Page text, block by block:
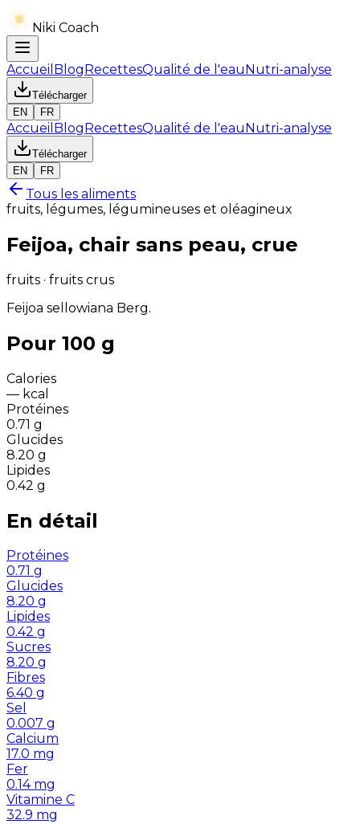
Niki Coach
Accueil BlogRecettesQualité de l'eauNutri-analyse
Télécharger
EN
FR
Accueil BlogRecettesQualité de l'eauNutri-analyse
Télécharger
EN
FR
Tous les aliments
fruits, légumes, légumineuses et oléagineux
Feijoa, chair sans peau, crue
fruits · fruits crus
Feijoa sellowiana Berg.
Pour 100 g
Calories
— kcal
Protéines
0.71 g
Glucides
8.20 g
Lipides
0.42 g
En détail
Protéines
0.71 g
Glucides
8.20 g
Lipides
0.42 g
Sucres
8.20 g
Fibres
6.40 g
Sel
0.007 g
Calcium
17.0 mg
Fer
0.14 mg
Vitamine C
32.9 mg